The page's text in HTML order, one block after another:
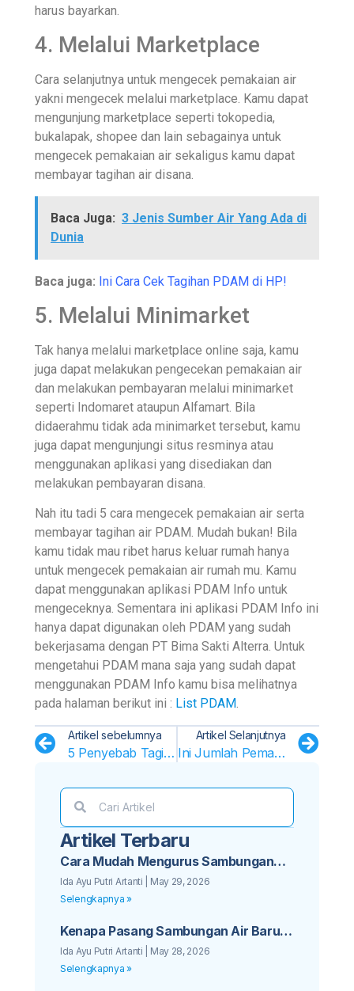
harus bayarkan.
4. Melalui Marketplace
Cara selanjutnya untuk mengecek pemakaian air
yakni mengecek melalui marketplace. Kamu dapat
mengunjung marketplace seperti tokopedia,
bukalapak, shopee dan lain sebagainya untuk
mengecek pemakaian air sekaligus kamu dapat
membayar tagihan air disana.
Baca Juga: 3 Jenis Sumber Air Yang Ada di
Dunia
Baca juga: Ini Cara Cek Tagihan PDAM di HP!
5. Melalui Minimarket
Tak hanya melalui marketplace online saja, kamu
juga dapat melakukan pengecekan pemakaian air
dan melakukan pembayaran melalui minimarket
seperti Indomaret ataupun Alfamart. Bila
didaerahmu tidak ada minimarket tersebut, kamu
juga dapat mengunjungi situs resminya atau
menggunakan aplikasi yang disediakan dan
melakukan pembayaran disana.
Nah itu tadi 5 cara mengecek pemakaian air serta
membayar tagihan air PDAM. Mudah bukan! Bila
kamu tidak mau ribet harus keluar rumah hanya
untuk mengecek pemakaian air rumah mu. Kamu
dapat menggunakan aplikasi PDAM Info untuk
mengeceknya. Sementara ini aplikasi PDAM Info ini
hanya dapat digunakan oleh PDAM yang sudah
bekerjasama dengan PT Bima Sakti Alterra. Untuk
mengetahui PDAM mana saja yang sudah dapat
menggunakan PDAM Info kamu bisa melihatnya
pada halaman berikut ini : List PDAM.
Artikel sebelumnya
5 Penyebab Tagihan Air Membengkak
Artikel Selanjutnya
Ini Jumlah Pemakaian Normal Air Rumah Tangga!
Artikel Terbaru
Cara Mudah Mengurus Sambungan
Baru PDAM untuk Bisnis Kos Anda
Ida Ayu Putri Artanti
May 29, 2026
Selengkapnya »
Kenapa Pasang Sambungan Air Baru
PDAM Sebaiknya Tidak Ditunda Lagi
Ida Ayu Putri Artanti
May 28, 2026
Selengkapnya »